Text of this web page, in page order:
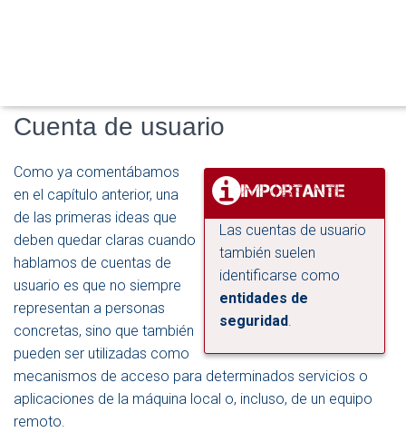
Cuenta de usuario
Las cuentas de usuario
también suelen
identificarse como
entidades de
seguridad.
Como ya comentábamos
en el capítulo anterior, una
de las primeras ideas que
deben quedar claras cuando
hablamos de cuentas de
usuario es que no siempre
representan a personas
concretas, sino que también
pueden ser utilizadas como
mecanismos de acceso para determinados servicios o
aplicaciones de la máquina local o, incluso, de un equipo
remoto.